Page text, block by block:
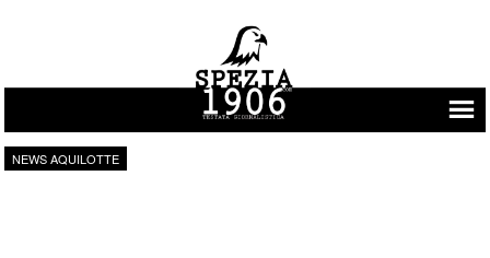
Vai al contenuto
NEWS AQUILOTTE